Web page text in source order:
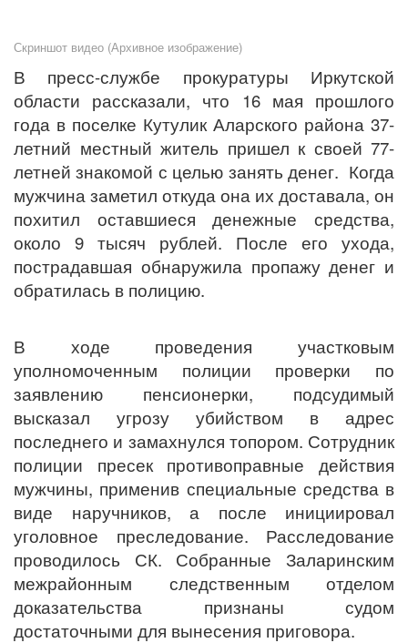
Скриншот видео (Архивное изображение)
В пресс-службе прокуратуры Иркутской
области рассказали, что 16 мая прошлого
года в поселке Кутулик Аларского района 37-
летний местный житель пришел к своей 77-
летней знакомой с целью занять денег. Когда
мужчина заметил откуда она их доставала, он
похитил оставшиеся денежные средства,
около 9 тысяч рублей. После его ухода,
пострадавшая обнаружила пропажу денег и
обратилась в полицию.
В ходе проведения участковым
уполномоченным полиции проверки по
заявлению пенсионерки, подсудимый
высказал угрозу убийством в адрес
последнего и замахнулся топором. Сотрудник
полиции пресек противоправные действия
мужчины, применив специальные средства в
виде наручников, а после инициировал
уголовное преследование. Расследование
проводилось СК. Собранные Заларинским
межрайонным следственным отделом
доказательства признаны судом
достаточными для вынесения приговора.